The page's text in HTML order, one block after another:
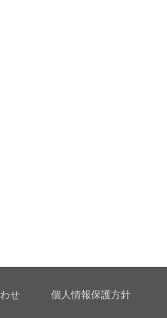
せ 個人情報保護方針